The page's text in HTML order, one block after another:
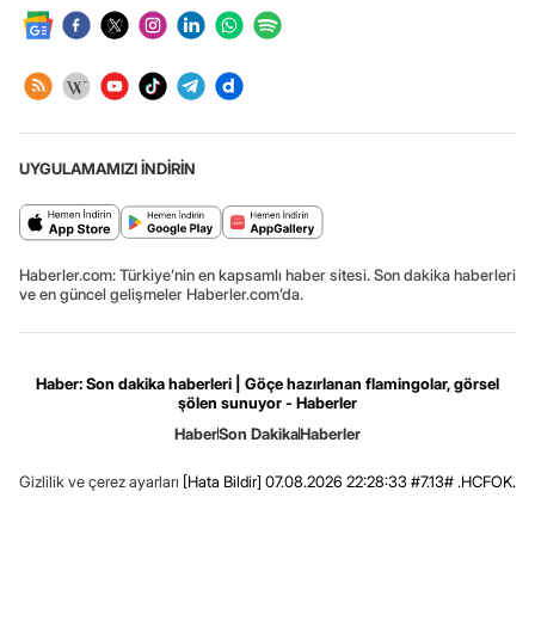
UYGULAMAMIZI İNDİRİN
Haberler.com: Türkiye’nin en kapsamlı haber sitesi. Son dakika haberleri
ve en güncel gelişmeler Haberler.com’da.
Haber: Son dakika haberleri | Göçe hazırlanan flamingolar, görsel
şölen sunuyor - Haberler
HaberSon DakikaHaberler
Gizlilik ve çerez ayarları [Hata Bildir] 07.08.2026 22:28:33 #7.13# .HCFOK.